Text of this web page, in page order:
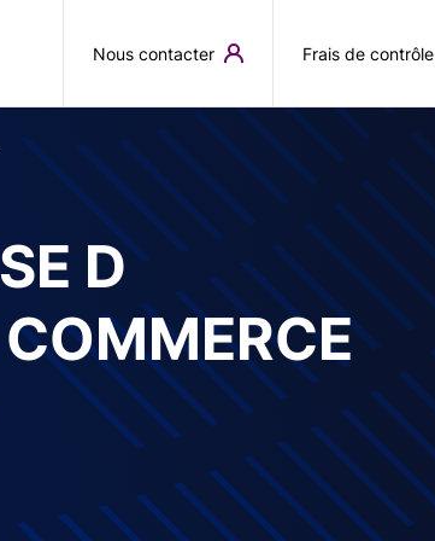
Nous contacter Frais de contrôle
D